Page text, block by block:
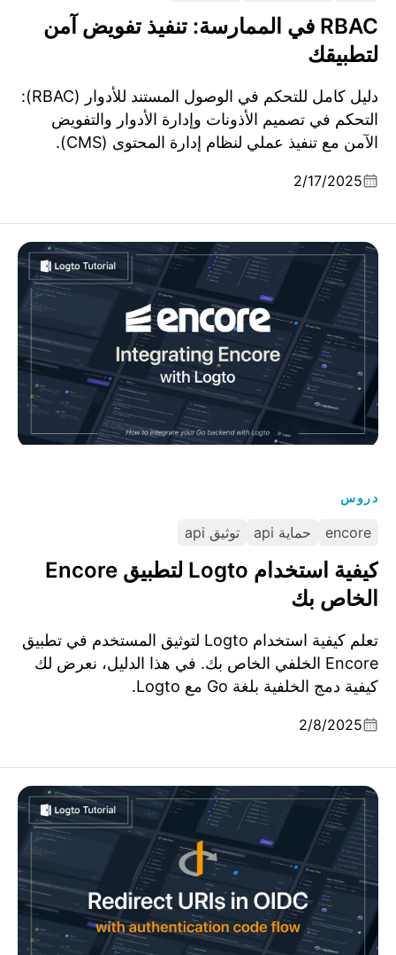
RBAC في الممارسة: تنفيذ تفويض آمن
لتطبيقك
دليل كامل للتحكم في الوصول المستند للأدوار (RBAC):
التحكم في تصميم الأذونات وإدارة الأدوار والتفويض
الآمن مع تنفيذ عملي لنظام إدارة المحتوى (CMS).
2/17/2025
دروس
encore حماية api توثيق api
كيفية استخدام Logto لتطبيق Encore
الخاص بك
تعلم كيفية استخدام Logto لتوثيق المستخدم في تطبيق
Encore الخلفي الخاص بك. في هذا الدليل، نعرض لك
كيفية دمج الخلفية بلغة Go مع Logto.
2/8/2025
كيفية استخدام Logto لتطبيق Encore الخاص بك
فهم الرابط المرتجع وتدفق رمز التفويض في OpenID
Connect (OIDC)